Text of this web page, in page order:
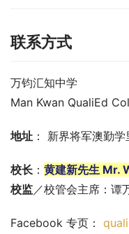
联系方式
万钧汇知中学
Man Kwan QualiEd
地址 ： 新界将军澳勤学
校长 ： 黄建新先生 Mr.
校监 ／校管会主席：
Facebook 专页：